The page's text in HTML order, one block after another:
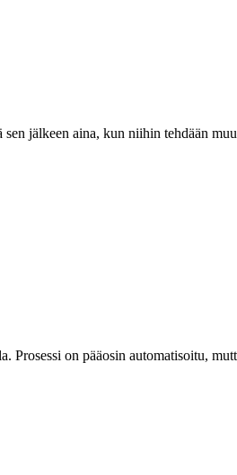
jälkeen aina, kun niihin tehdään
on pääosin automatisoitu,